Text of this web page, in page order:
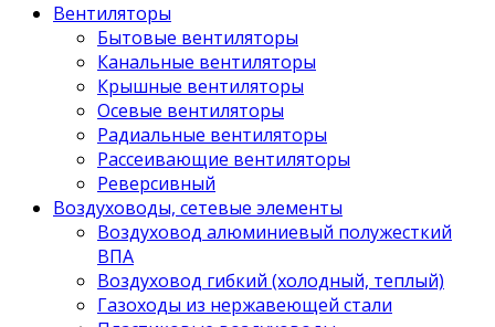
Вентиляторы
Бытовые вентиляторы
Канальные вентиляторы
Крышные вентиляторы
Осевые вентиляторы
Радиальные вентиляторы
Рассеивающие вентиляторы
Реверсивный
Воздуховоды, сетевые элементы
Воздуховод алюминиевый полужесткий
ВПА
Воздуховод гибкий (холодный, теплый)
Газоходы из нержавеющей стали